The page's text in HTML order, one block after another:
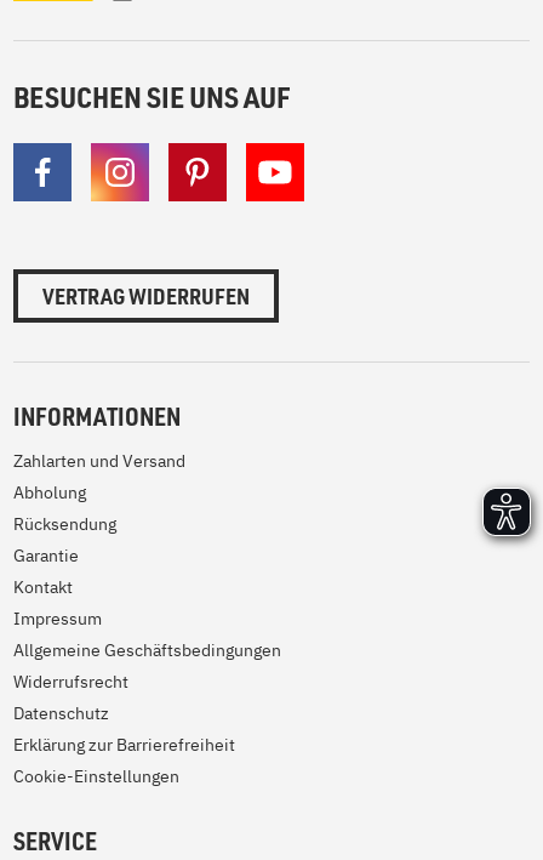
BESUCHEN SIE UNS AUF
VERTRAG WIDERRUFEN
INFORMATIONEN
Zahlarten und Versand
Abholung
Rücksendung
Garantie
Kontakt
Impressum
Allgemeine Geschäftsbedingungen
Widerrufsrecht
Datenschutz
Erklärung zur Barrierefreiheit
Cookie-Einstellungen
SERVICE